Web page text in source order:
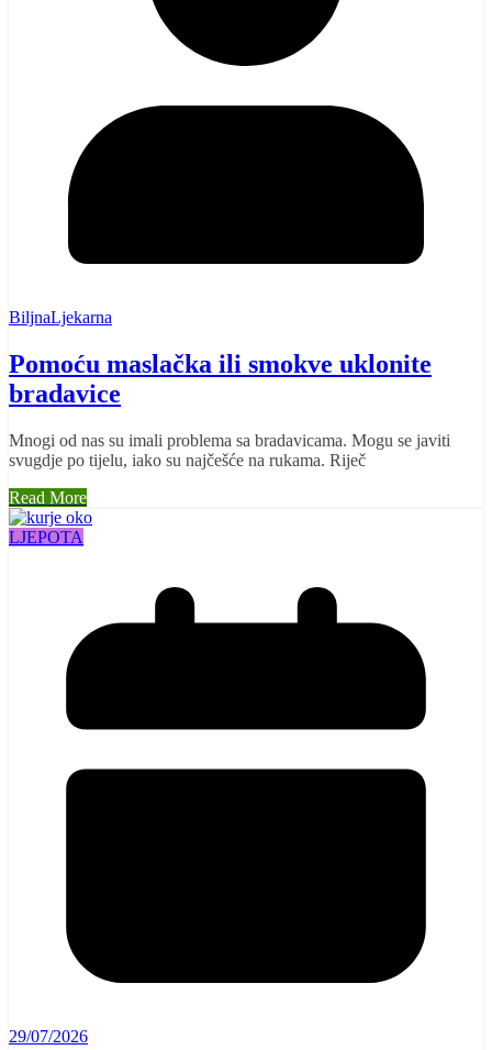
BiljnaLjekarna
Pomoću maslačka ili smokve uklonite
bradavice
Mnogi od nas su imali problema sa bradavicama. Mogu se javiti
svugdje po tijelu, iako su najčešće na rukama. Riječ
Read More
LJEPOTA
29/07/2026